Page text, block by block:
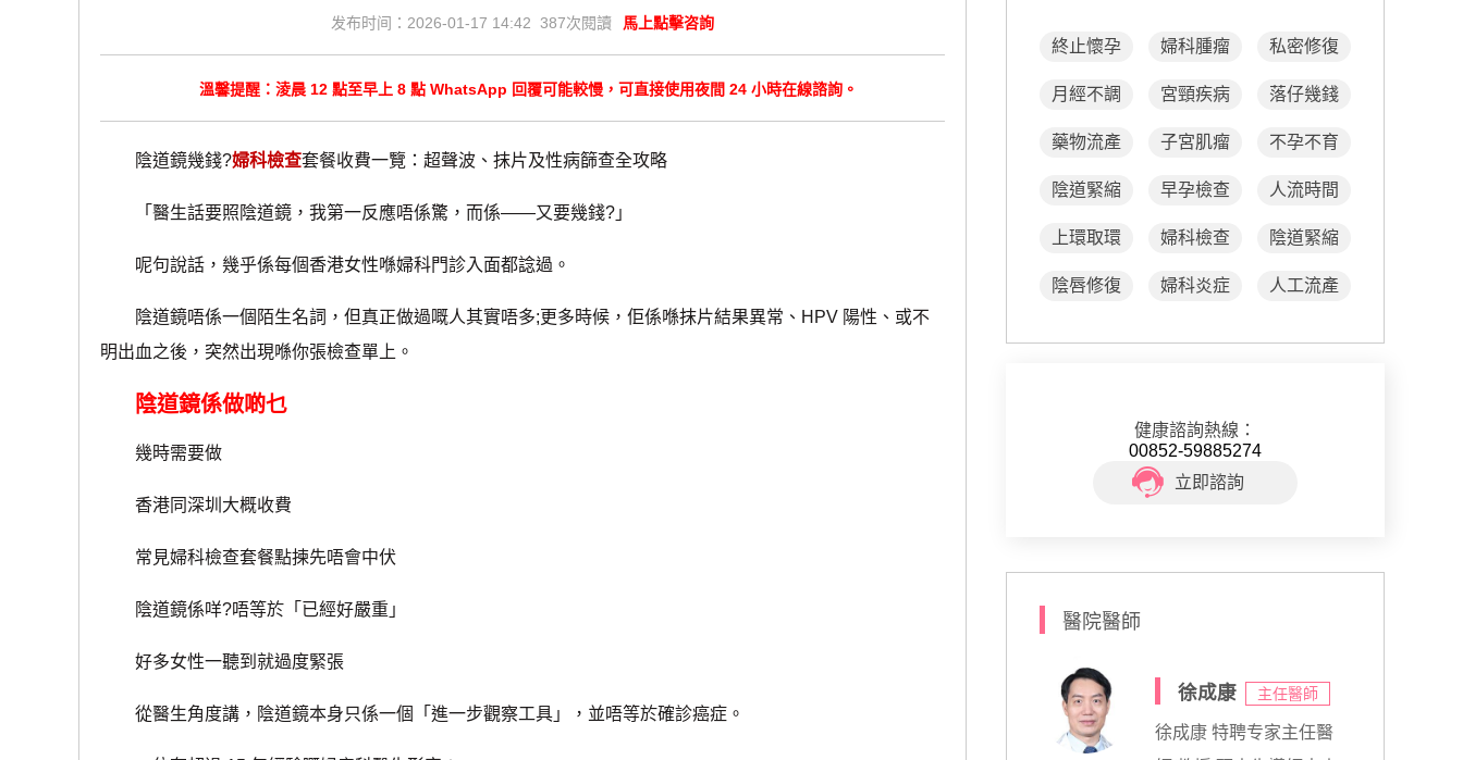
发布时间：2026-01-17 14:42 387次閱讀 馬上點擊咨詢
溫馨提醒：淩晨 12 點至早上 8 點 WhatsApp 回覆可能較慢，可直接使用夜間 24 小時在線諮詢。
陰道鏡幾錢?婦科檢查套餐收費一覽：超聲波、抹片及性病篩查全攻略
「醫生話要照陰道鏡，我第一反應唔係驚，而係——又要幾錢?」
呢句說話，幾乎係每個香港女性喺婦科門診入面都諗過。
陰道鏡唔係一個陌生名詞，但真正做過嘅人其實唔多;更多時候，佢係喺抹片結果異常、HPV 陽性、或不
明出血之後，突然出現喺你張檢查單上。
陰道鏡係做啲乜
幾時需要做
香港同深圳大概收費
常見婦科檢查套餐點揀先唔會中伏
陰道鏡係咩?唔等於「已經好嚴重」
好多女性一聽到就過度緊張
從醫生角度講，陰道鏡本身只係一個「進一步觀察工具」，並唔等於確診癌症。
終止懷孕 婦科腫瘤 私密修復
月經不調 宮頸疾病 落仔幾錢
藥物流產 子宮肌瘤 不孕不育
陰道緊縮 早孕檢查 人流時間
上環取環 婦科檢查 陰道緊縮
陰唇修復 婦科炎症 人工流產
健康諮詢熱線：
00852-59885274
立即諮詢
醫院醫師
徐成康 主任醫師
徐成康 特聘专家主任醫